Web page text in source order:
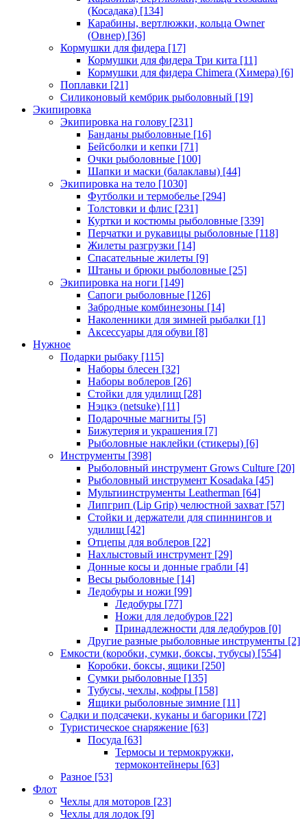
(Косадака) [134]
Карабины, вертлюжки, кольца Owner
(Овнер) [36]
Кормушки для фидера [17]
Кормушки для фидера Три кита [11]
Кормушки для фидера Chimera (Химера) [6]
Поплавки [21]
Силиконовый кембрик рыболовный [19]
Экипировка
Экипировка на голову [231]
Банданы рыболовные [16]
Бейсболки и кепки [71]
Очки рыболовные [100]
Шапки и маски (балаклавы) [44]
Экипировка на тело [1030]
Футболки и термобелье [294]
Толстовки и флис [231]
Куртки и костюмы рыболовные [339]
Перчатки и рукавицы рыболовные [118]
Жилеты разгрузки [14]
Спасательные жилеты [9]
Штаны и брюки рыболовные [25]
Экипировка на ноги [149]
Сапоги рыболовные [126]
Забродные комбинезоны [14]
Наколенники для зимней рыбалки [1]
Аксессуары для обуви [8]
Нужное
Подарки рыбаку [115]
Наборы блесен [32]
Наборы воблеров [26]
Стойки для удилищ [28]
Нэцкэ (netsuke) [11]
Подарочные магниты [5]
Бижутерия и украшения [7]
Рыболовные наклейки (стикеры) [6]
Инструменты [398]
Рыболовный инструмент Grows Culture [20]
Рыболовный инструмент Kosadaka [45]
Мультиинструменты Leatherman [64]
Липгрип (Lip Grip) челюстной захват [57]
Стойки и держатели для спиннингов и
удилищ [42]
Отцепы для воблеров [22]
Нахлыстовый инструмент [29]
Донные косы и донные грабли [4]
Весы рыболовные [14]
Ледобуры и ножи [99]
Ледобуры [77]
Ножи для ледобуров [22]
Принадлежности для ледобуров [0]
Другие разные рыболовные инструменты [2]
Емкости (коробки, сумки, боксы, тубусы) [554]
Коробки, боксы, ящики [250]
Сумки рыболовные [135]
Тубусы, чехлы, кофры [158]
Ящики рыболовные зимние [11]
Садки и подсачеки, куканы и багорики [72]
Туристическое снаряжение [63]
Посуда [63]
Термосы и термокружки,
термоконтейнеры [63]
Разное [53]
Флот
Чехлы для моторов [23]
Чехлы для лодок [9]